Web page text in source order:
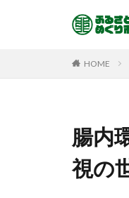
HOME
腸内
視の